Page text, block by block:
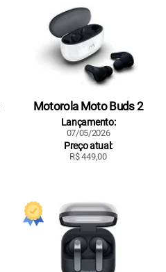
Motorola Moto Buds 2
Lançamento:
07/05/2026
Preço atual:
R$ 449,00